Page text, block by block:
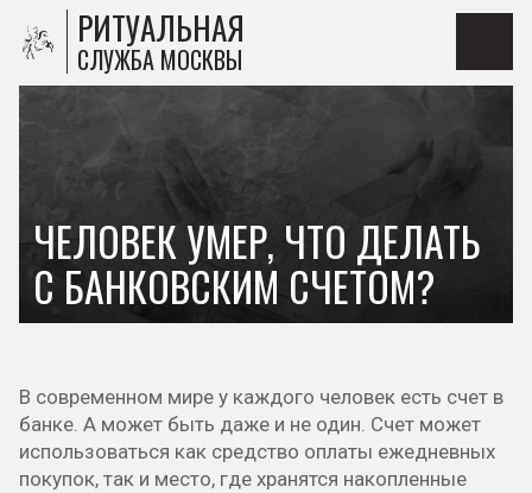
РИТУАЛЬНАЯ
СЛУЖБА МОСКВЫ
ЧЕЛОВЕК УМЕР, ЧТО ДЕЛАТЬ
С БАНКОВСКИМ СЧЕТОМ?
В современном мире у каждого человек есть счет в
банке. А может быть даже и не один. Счет может
использоваться как средство оплаты ежедневных
покупок, так и место, где хранятся накопленные